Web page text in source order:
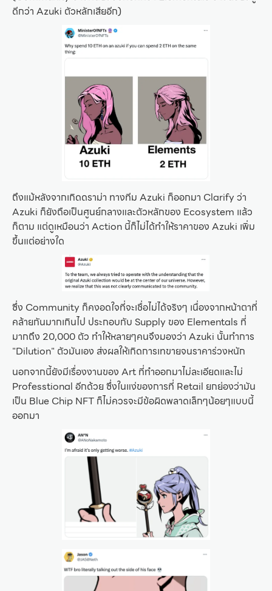
ดีกว่า Azuki ตัวหลักเสียอีก)
ถึงแม้หลังจากเกิดดราม่า ทางทีม Azuki ก็ออกมา Clarify ว่า
Azuki ก็ยังถือเป็นศูนย์กลางและตัวหลักของ Ecosystem แล้ว
ก็ตาม แต่ดูเหมือนว่า Action นี้ก็ไม่ได้ทำให้ราคาของ Azuki เพิ่ม
ขึ้นแต่อย่างใด
ซึ่ง Community ก็คงอดใจที่จะเชื่อไม่ได้จริงๆ เนื่องจากหน้าตาที่
คล้ายกันมากเกินไป ประกอบกับ Supply ของ Elementals ที่
มากถึง 20,000 ตัว ทำให้หลายๆคนจึงมองว่า Azuki นั้นทำการ
"Dilution" ตัวมันเอง ส่งผลให้เกิดการเทขายจนราคาร่วงหนัก
นอกจากนี้ยังมีเรื่องงานของ Art ที่ทำออกมาไม่ละเอียดและไม่
Professtional อีกด้วย ซึ่งในแง่ของการที่ Retail ยกย่องว่ามัน
เป็น Blue Chip NFT ก็ไม่ควรจะมีข้อผิดพลาดเล็กๆน้อยๆแบบนี้
ออกมา